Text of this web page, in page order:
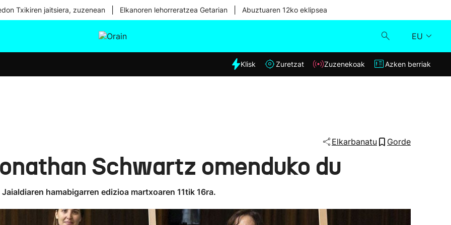
Txikiren jaitsiera, zuzenean Elkanoren lehorreratzea Getarian Abuztuaren 12ko eklipsea
EU
Eguraldia
Klisk
Klisk Zuretzat Zuzenekoak Azken berriak
Elkarbanatu Gorde
Schwartz omenduko du
hamabigarren edizioa martxoaren 11tik 16ra.